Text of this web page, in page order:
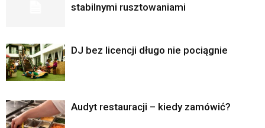
stabilnymi rusztowaniami
DJ bez licencji długo nie pociągnie
Audyt restauracji – kiedy zamówić?